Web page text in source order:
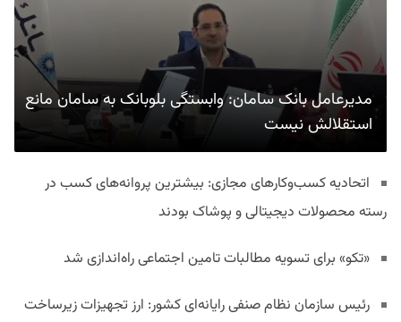
مدیرعامل بانک سامان: وابستگی بلوبانک به سامان مانع
استقلالش نیست
اتحادیه کسب‌وکارهای مجازی: بیشترین پروانه‌های کسب در
رسته محصولات دیجیتالی و پوشاک بودند
«تکو» برای تسویه مطالبات تامین اجتماعی راه‌اندازی شد
رئیس سازمان نظام صنفی رایانه‌ای کشور: ارز تجهیزات زیرساخت